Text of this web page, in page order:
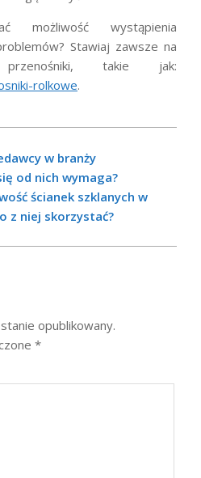
możliwość wystąpienia
Stawiaj zawsze na
takie jak:
rolkowe.
w branży
od nich wymaga?
ścianek szklanych w
z niej skorzystać?
opublikowany.
*